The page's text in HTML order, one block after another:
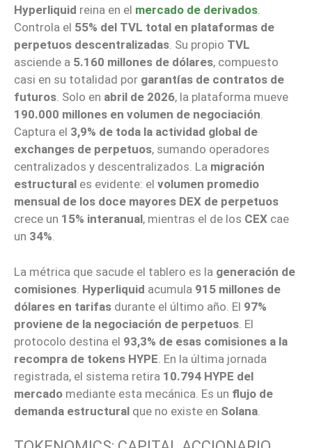
Hyperliquid reina en el mercado de derivados.
Controla el 55% del TVL total en plataformas de
perpetuos descentralizadas. Su propio TVL
asciende a 5.160 millones de dólares, compuesto
casi en su totalidad por garantías de contratos de
futuros. Solo en abril de 2026, la plataforma mueve
190.000 millones en volumen de negociación.
Captura el 3,9% de toda la actividad global de
exchanges de perpetuos, sumando operadores
centralizados y descentralizados. La migración
estructural es evidente: el volumen promedio
mensual de los doce mayores DEX de perpetuos
crece un 15% interanual, mientras el de los CEX cae
un 34%.
La métrica que sacude el tablero es la generación de
comisiones Hyperliquid acumula 915 millones de
dólares en tarifas durante el último año. El 97%
proviene de la negociación de perpetuos . El
protocolo destina el 93,3% de esas comisiones a la
recompra de tokens HYPE . En la última jornada
registrada, el sistema retira 10.794 HYPE del
mercado mediante esta mecánica. Es un flujo de
demanda estructural que no existe en Solana